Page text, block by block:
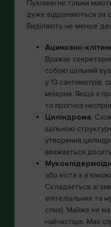
Пухлини не тільки мають
дуже відрізняються за
Виділяють не менше
Ацинозно-
Вражає
собою щільний
у 13 сантиметрів,
мізерна. Якщо є
то прогноз
Циліндрома.
щільною
утворення
вважається
або кіста з
Складається зі
епітеліальних та
слиз). Майже не
найчастіше. Має